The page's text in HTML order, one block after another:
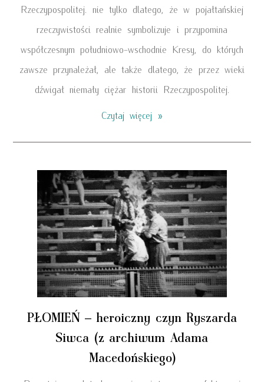
Rzeczypospolitej. nie tylko dlatego, że w pojałtańskiej
rzeczywistości realnie symbolizuje i przypomina
współczesnym południowo-wschodnie Kresy, do których
zawsze przynależał, ale także dlatego, że przez wieki
dźwigał niemały ciężar historii Rzeczypospolitej.
Czytaj więcej »
PŁOMIEŃ – heroiczny czyn Ryszarda
Siwca (z archiwum Adama
Macedońskiego)